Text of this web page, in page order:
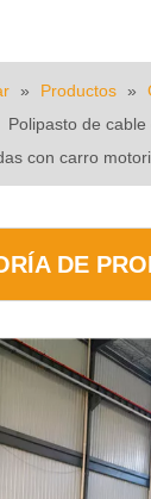
» Productos »
Polipasto de
con carro
DE